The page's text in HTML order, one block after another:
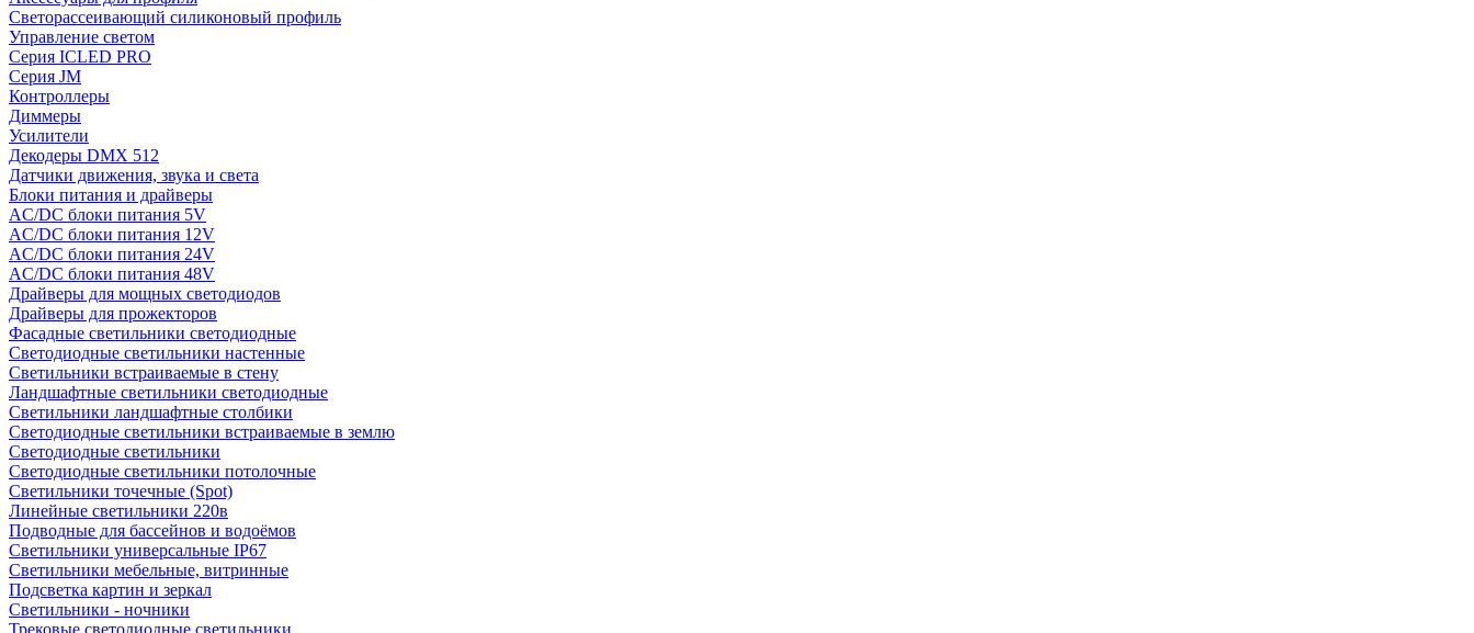
Светорассеивающий силиконовый профиль
Управление светом
Серия ICLED PRO
Серия JM
Контроллеры
Диммеры
Усилители
Декодеры DMX 512
Датчики движения, звука и света
Блоки питания и драйверы
AC/DC блоки питания 5V
AC/DC блоки питания 12V
AC/DC блоки питания 24V
AC/DC блоки питания 48V
Драйверы для мощных светодиодов
Драйверы для прожекторов
Фасадные светильники светодиодные
Светодиодные светильники настенные
Светильники встраиваемые в стену
Ландшафтные светильники светодиодные
Светильники ландшафтные столбики
Светодиодные светильники встраиваемые в землю
Светодиодные светильники
Светодиодные светильники потолочные
Светильники точечные (Spot)
Линейные светильники 220в
Подводные для бассейнов и водоёмов
Светильники универсальные IP67
Светильники мебельные, витринные
Подсветка картин и зеркал
Светильники - ночники
Трековые светодиодные светильники